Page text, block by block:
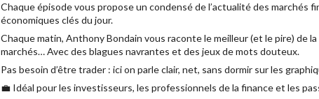
Chaque épisode vous propose un condensé de l’actualité des
économiques clés du jour.
Chaque matin, Anthony Bondain vous raconte le meilleur (et le pire) de
marchés… Avec des blagues navrantes et des jeux de mots douteux.
Pas besoin d’être trader : ici on parle clair, net, sans dormir sur les
💼 Idéal pour les investisseurs, les professionnels de la finance et les